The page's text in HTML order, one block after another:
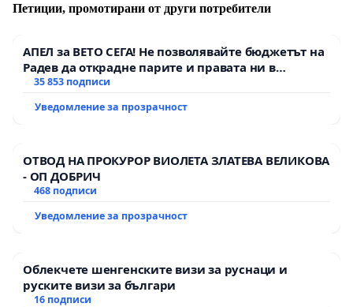
Петиции, промотирани от други потребители
АПЕЛ за ВЕТО СЕГА! Не позволявайте бюджетът на
Радев да открадне парите и правата ни в
тъмното
35 853 подписи
Уведомление за прозрачност
ОТВОД НА ПРОКУРОР ВИОЛЕТА ЗЛАТЕВА ВЕЛИКОВА
- ОП ДОБРИЧ
468 подписи
Уведомление за прозрачност
Облекчете шенгенските визи за руснаци и
руските визи за българи
16 подписи